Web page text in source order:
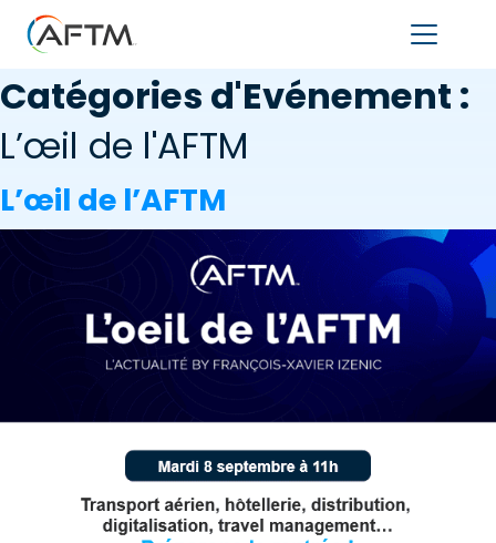
Catégories d'Evénement :
L’œil de l'AFTM
L’œil de l’AFTM